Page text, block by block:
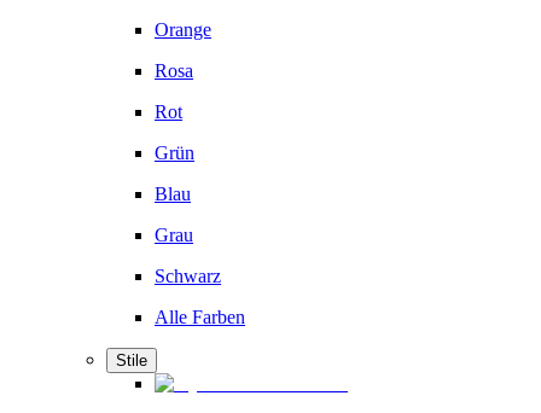
Orange
Rosa
Rot
Grün
Blau
Grau
Schwarz
Alle Farben
Stile